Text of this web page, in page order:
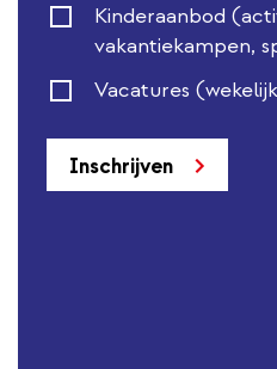
Kinderaanbod
vakantiekampen,
Vacatures
Inschrijven